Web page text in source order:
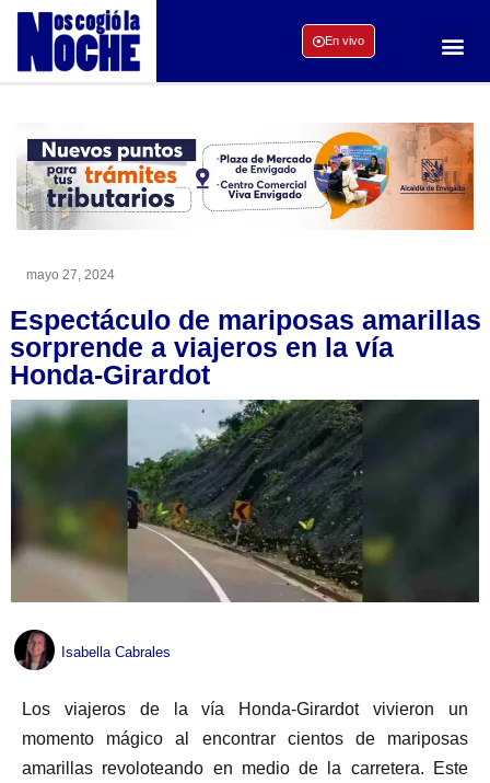
En vivo
mayo 27, 2024
Espectáculo de mariposas amarillas
sorprende a viajeros en la vía
Honda-Girardot
Isabella Cabrales
Los viajeros de la vía Honda-Girardot vivieron un
momento mágico al encontrar cientos de mariposas
amarillas revoloteando en medio de la carretera. Este